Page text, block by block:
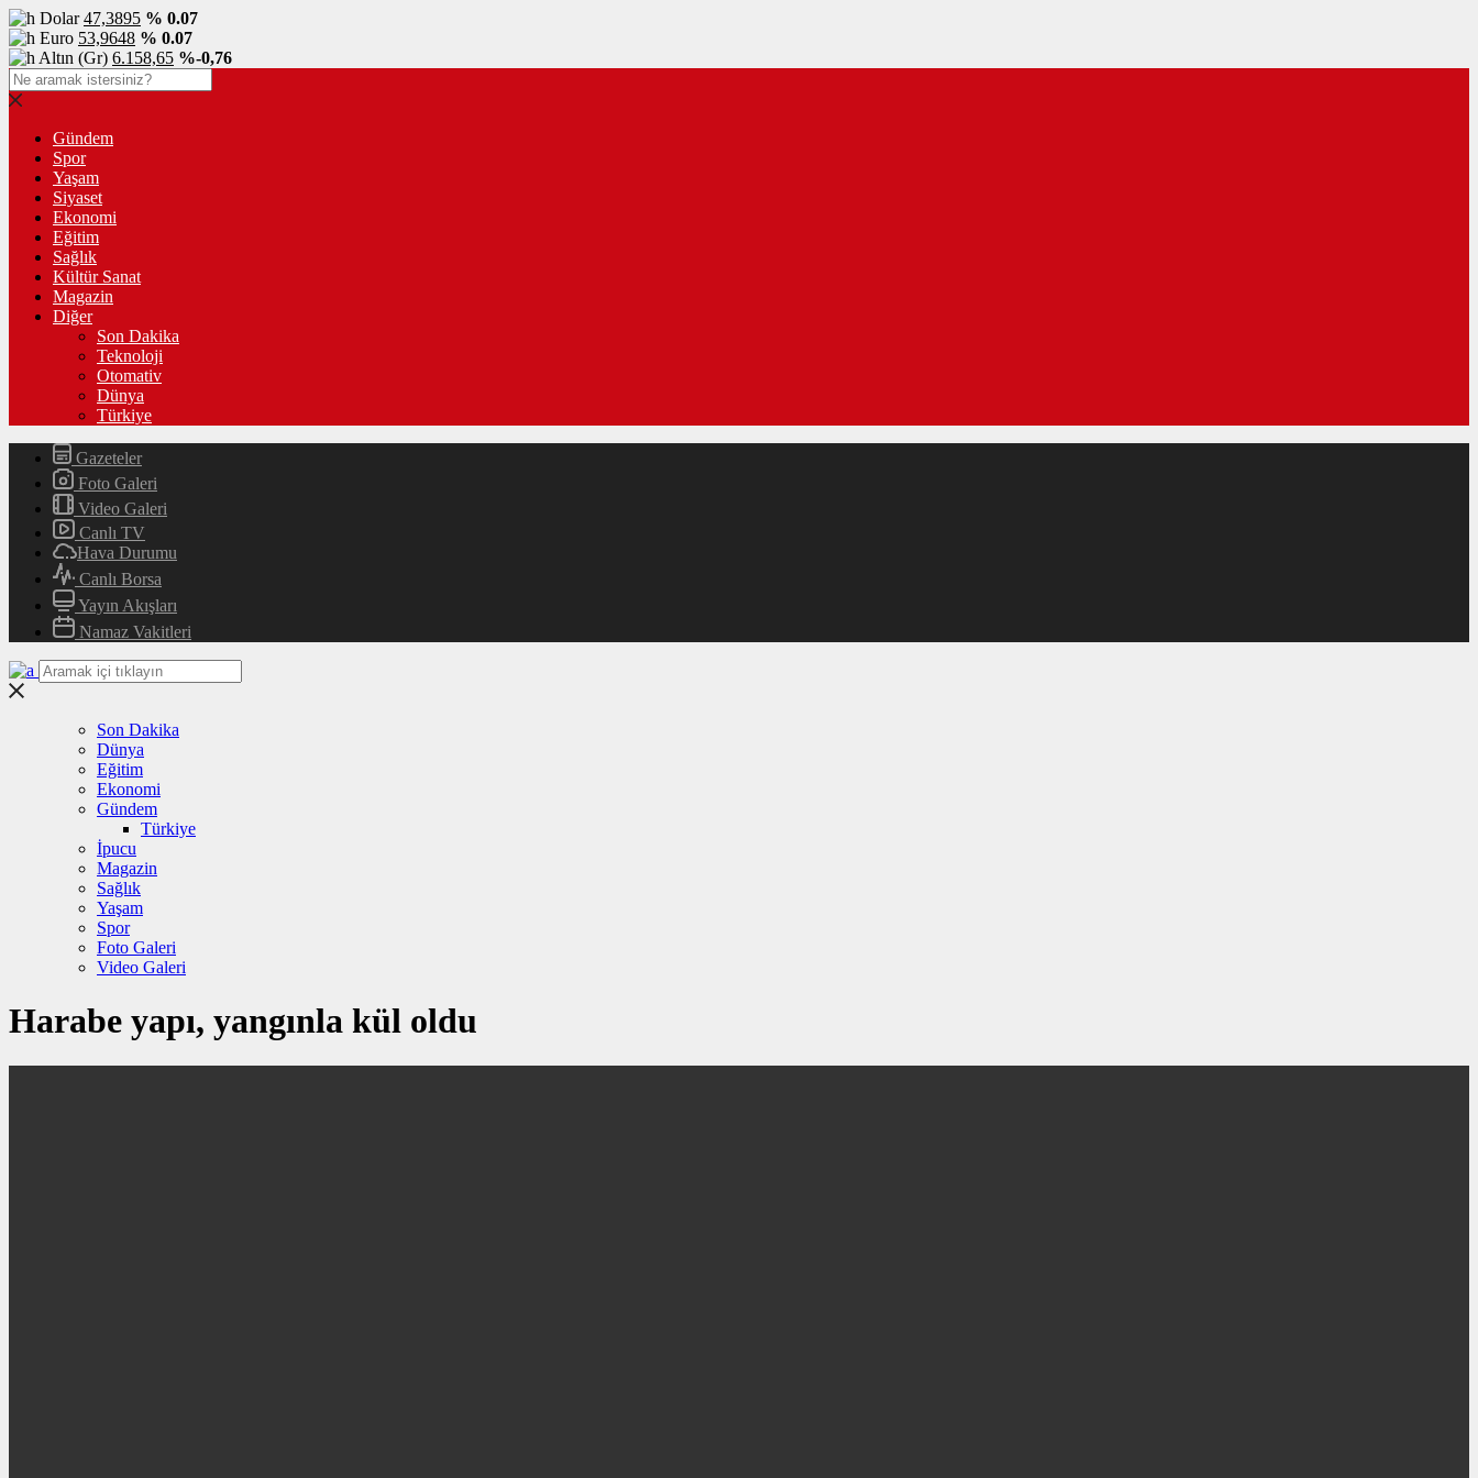
Dolar47,3895 % 0.07
Euro 53,9648 % 0.07
Altın (Gr) 6.158,65 %-0,76
Gündem
Spor
Yaşam
Siyaset
Ekonomi
Eğitim
Sağlık
Kültür Sanat
Magazin
Diğer
Son Dakika
Teknoloji
Otomativ
Dünya
Türkiye
Gazeteler
Foto Galeri
Video Galeri
Canlı TV
Hava Durumu
Canlı Borsa
Yayın Akışları
Namaz Vakitleri
Son Dakika
Dünya
Eğitim
Ekonomi
Gündem
Türkiye
İpucu
Magazin
Sağlık
Yaşam
Spor
Foto Galeri
Video Galeri
Harabe yapı, yangınla kül oldu